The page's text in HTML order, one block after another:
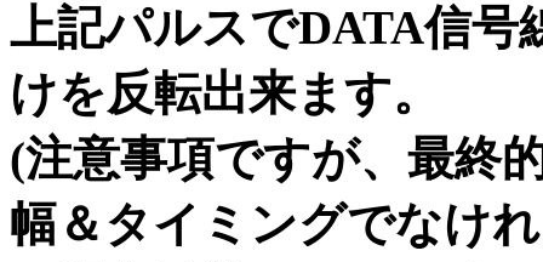
上記パルスでDATA信号
けを反転出来ます。
(注意事項ですが、最終
幅＆タイミングでなけ